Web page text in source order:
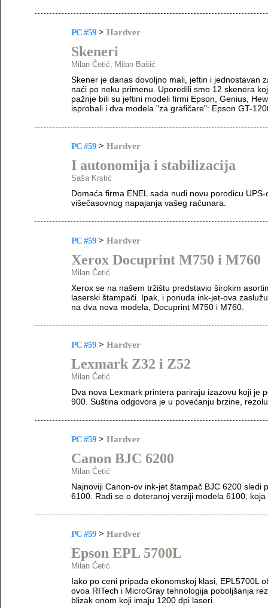
PC #59 > Hardver
Skeneri
Milan Četić, Milan Bašić
Skener je danas dovoljno mali, jeftin i jednostavan
naći po neku primenu. Uporedili smo 12 skenera
pažnje bili su jeftini modeli firmi Epson, Genius,
isprobali i dva modela "za grafičare": Epson GT-
PC #59 > Hardver
I autonomija i stabilizacija
Saša Krstić
Domaća firma ENEL sada nudi novu porodicu
višečasovnog napajanja vašeg računara.
PC #59 > Hardver
Xerox Docuprint M750 i M760
Milan Četić
Xerox se na našem tržištu predstavio širokim
laserski štampači. Ipak, i ponuda ink-jet-ova
na dva nova modela, Docuprint M750 i M760.
PC #59 > Hardver
Lexmark Z32 i Z52
Milan Četić
Dva nova Lexmark printera pariraju izazovu koji je
900. Suština odgovora je u povećanju brzine,
PC #59 > Hardver
Canon BJC 6200
Milan Četić
Najnoviji Canon-ov ink-jet štampač BJC 6200 sledi
6100. Radi se o doteranoj verziji modela 6100,
PC #59 > Hardver
Epson EPL 5700L
Milan Četić
Iako po ceni pripada ekonomskoj klasi, EPL5700L
ovoa RITech i MicroGray tehnologija poboljšanja
blizak onom koji imaju 1200 dpi laseri.